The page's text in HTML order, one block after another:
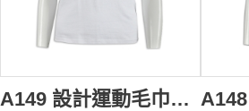
A149 設計運動毛巾款式 自訂LOGO毛巾款式 中學社隊 運動會毛巾 製作毛巾款式 毛巾製衣廠 #30*70cm